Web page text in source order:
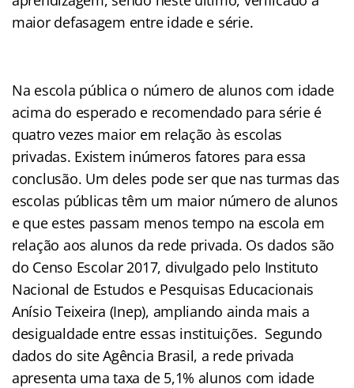
maior defasagem entre idade e série.
Na escola pública o número de alunos com idade
acima do esperado e recomendado para série é
quatro vezes maior em relação às escolas
privadas. Existem inúmeros fatores para essa
conclusão. Um deles pode ser que nas turmas das
escolas públicas têm um maior número de alunos
e que estes passam menos tempo na escola em
relação aos alunos da rede privada. Os dados são
do Censo Escolar 2017, divulgado pelo Instituto
Nacional de Estudos e Pesquisas Educacionais
Anísio Teixeira (Inep), ampliando ainda mais a
desigualdade entre essas instituições. Segundo
dados do site Agência Brasil, a rede privada
apresenta uma taxa de 5,1% alunos com idade